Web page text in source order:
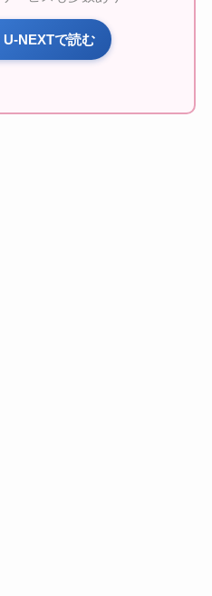
U-NEXTで読む